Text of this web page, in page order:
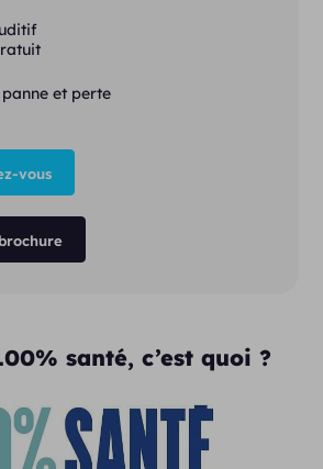
et perte
vous
santé, c’est quoi ?